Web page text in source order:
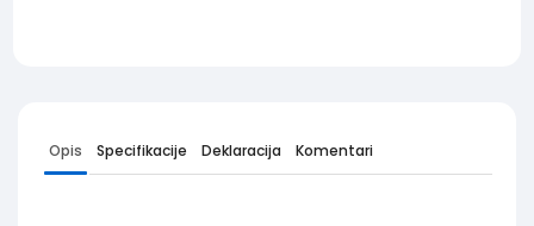
Opis Specifikacije Deklaracija Komentari